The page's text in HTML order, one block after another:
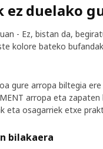
ez duelako
- Ez, bistan da,
kolore bateko
gure arropa biltegia
arropa eta
eta osagarriek etxe
bilakaera